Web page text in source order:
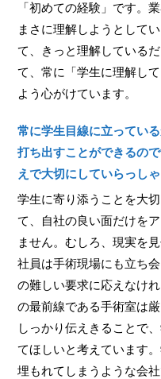
「初めての経験」です。
まさに理解しようとして
て、きっと理解している
て、常に「学生に理解し
よう心がけています。
常に学生目線に立ってい
打ち出すことができるの
えで大切にしていらっし
学生に寄り添うことを大
て、自社の良い面だけを
ません。むしろ、現実を
社員は手術現場にも立ち
の難しい要求に応えなけ
の最前線である手術室は
しっかり伝えきることで
てほしいと考えています
埋もれてしまうような会